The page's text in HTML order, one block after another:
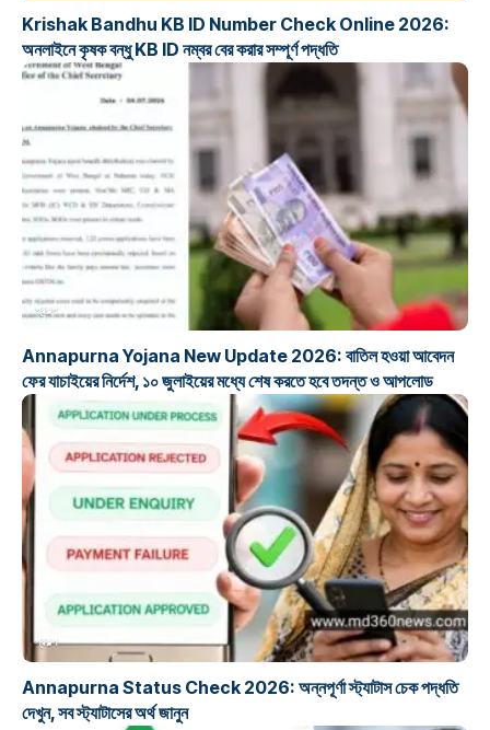
Krishak Bandhu KB ID Number Check Online 2026:
অনলাইনে কৃষক বন্ধু KB ID নম্বর বের করার সম্পূর্ণ পদ্ধতি
প্রকল্প
Annapurna Yojana New Update 2026: বাতিল হওয়া আবেদন
ফের যাচাইয়ের নির্দেশ, ১০ জুলাইয়ের মধ্যে শেষ করতে হবে তদন্ত ও আপলোড
প্রকল্প
Annapurna Status Check 2026: অন্নপূর্ণা স্ট্যাটাস চেক পদ্ধতি
দেখুন, সব স্ট্যাটাসের অর্থ জানুন